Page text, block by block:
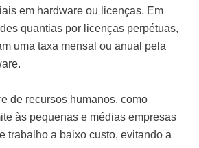
em hardware ou licenças. Em
quantias por licenças perpétuas,
uma taxa mensal ou anual pela
de recursos humanos, como
às pequenas e médias empresas
trabalho a baixo custo, evitando a